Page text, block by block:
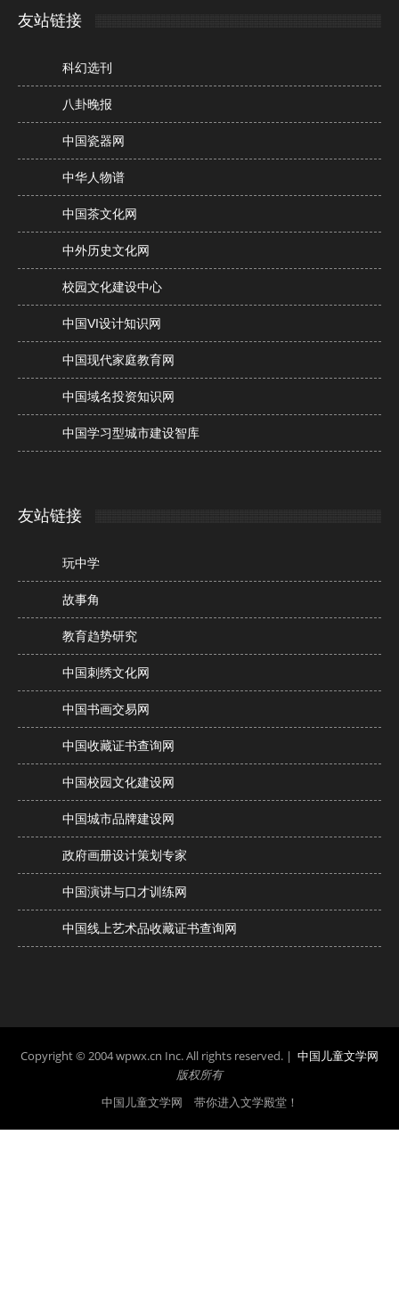
友站链接
科幻选刊
八卦晚报
中国瓷器网
中华人物谱
中国茶文化网
中外历史文化网
校园文化建设中心
中国VI设计知识网
中国现代家庭教育网
中国域名投资知识网
中国学习型城市建设智库
友站链接
玩中学
故事角
教育趋势研究
中国刺绣文化网
中国书画交易网
中国收藏证书查询网
中国校园文化建设网
中国城市品牌建设网
政府画册设计策划专家
中国演讲与口才训练网
中国线上艺术品收藏证书查询网
Copyright © 2004 wpwx.cn Inc. All rights reserved. | 中国儿童文学网
版权所有
中国儿童文学网 带你进入文学殿堂！